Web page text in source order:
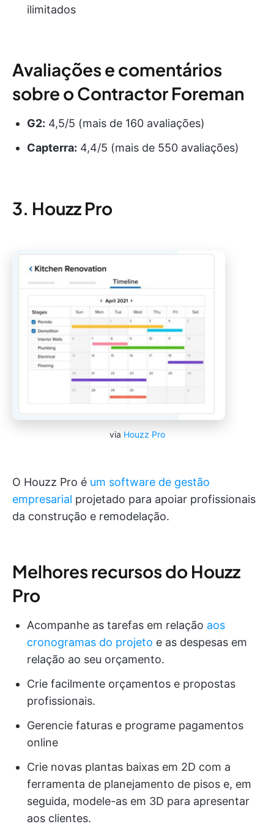
ilimitados
Avaliações e comentários
sobre o Contractor Foreman
G2: 4,5/5 (mais de 160 avaliações)
Capterra: 4,4/5 (mais de 550 avaliações)
3. Houzz Pro
via Houzz Pro
O Houzz Pro é um software de gestão
empresarial projetado para apoiar profissionais
da construção e remodelação.
Melhores recursos do Houzz
Pro
Acompanhe as tarefas em relação aos
cronogramas do projeto e as despesas em
relação ao seu orçamento.
Crie facilmente orçamentos e propostas
profissionais.
Gerencie faturas e programe pagamentos
online
Crie novas plantas baixas em 2D com a
ferramenta de planejamento de pisos e, em
seguida, modele-as em 3D para apresentar
aos clientes.